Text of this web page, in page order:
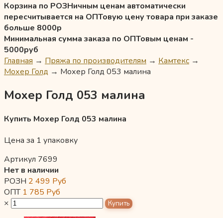
Корзина по РОЗНичным ценам автоматически
пересчитывается на ОПТовую цену товара при заказе
больше 8000р
Минимальная сумма заказа по ОПТовым ценам -
5000руб
Главная → Пряжа по производителям → Камтекс →
Мохер Голд → Мохер Голд 053 малина
Мохер Голд 053 малина
Купить Мохер Голд 053 малина
Цена за 1 упаковку
Артикул 7699
Нет в наличии
РОЗН 2 499 Руб
ОПТ 1 785 Руб
×